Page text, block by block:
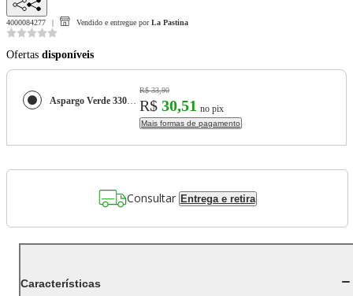
4000084277 Vendido e entregue por La Pastina
Ofertas disponíveis
Aspargo Verde 330G La Pastina
R$ 33,90
R$ 30,51 no pix
Mais formas de pagamento
Consultar Entrega e retira
Características